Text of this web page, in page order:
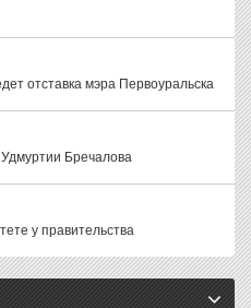
отставка мэра Первоуральска
Удмуртии Бречалова
у правительства